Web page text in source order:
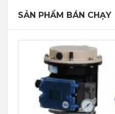
SẢN PHẨM BÁN CHẠY